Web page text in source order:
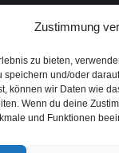
Zustimmung
zu bieten,
speichern und/oder
können wir Daten wie
Wenn du deine
und Funktionen